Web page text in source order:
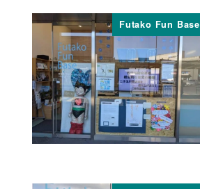
Futako Fun Base